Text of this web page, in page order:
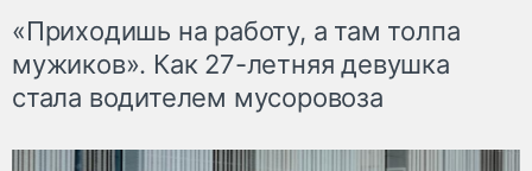
«Приходишь на работу, а там толпа
мужиков». Как 27-летняя девушка
стала водителем мусоровоза